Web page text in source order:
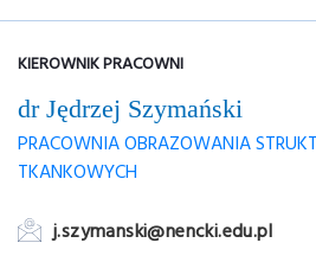
KIEROWNIK PRACOWNI
dr Jędrzej Szymański
PRACOWNIA OBRAZOWANIA
TKANKOWYCH
j.szymanski@nencki.edu.pl